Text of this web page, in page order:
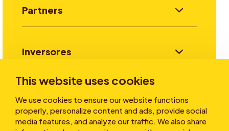
This website uses cookies
We use cookies to ensure our website functions
properly, personalize content and ads, provide social
media features, and analyze our traffic. We also share
Partners
Inversores